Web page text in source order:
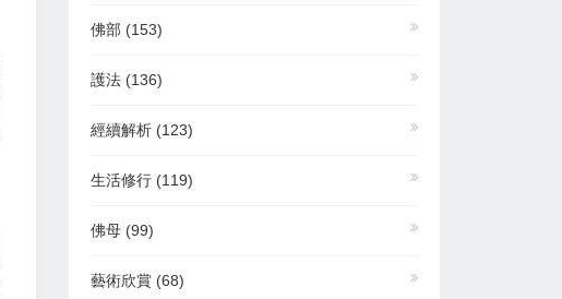
佛部 (153)
護法 (136)
經續解析 (123)
生活修行 (119)
佛母 (99)
藝術欣賞 (68)